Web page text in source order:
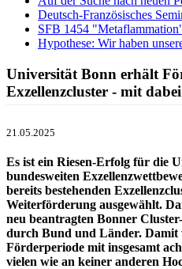
Deutsch-Französisches
SFB 1454
Hypothese: Wir haben
Universität Bonn erhält
Exzellenzcluster - mit
21.05.2025
Es ist ein Riesen-Erfolg für die
bundesweiten
bereits bestehenden
Weiterförderung ausgewählt.
neu beantragten Bonner
durch Bund und Länder.
Förderperiode mit insgesamt
vielen wie an keiner anderen